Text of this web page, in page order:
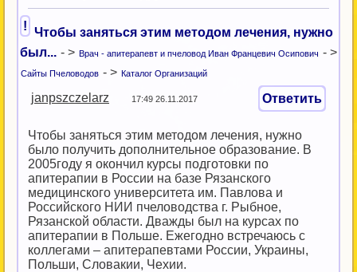
! Чтобы заняться этим методом лечения, нужно
был... - > Врач - апитерапевт и пчеловод Иван Францевич Осипович - >
Сайты Пчеловодов - > Каталог Организаций
janpszczelarz 17:49 26.11.2017 Ответить
Чтобы заняться этим методом лечения, нужно
было получить дополнительное образование. В
2005году я окончил курсы подготовки по
апитерапии в России на базе Рязанского
медицинского университета им. Павлова и
Российского НИИ пчеловодства г. Рыбное,
Рязанской области. Дважды был на курсах по
апитерапии в Польше. Ежегодно встречаюсь с
коллегами – апитерапевтами России, Украины,
Польши, Словакии, Чехии.